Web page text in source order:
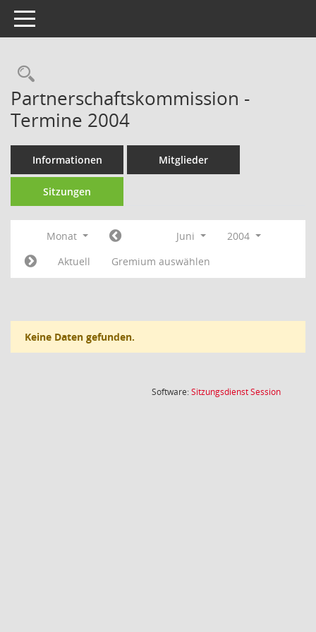
Toggle navigation
Rechercheauswahl
Partnerschaftskommission -
Termine 2004
Informationen Mitglieder
Sitzungen
Monat Juni
2004
Aktuell
Gremium auswählen
Keine Daten gefunden.
Software:SitzungsdienstSession(Wird in